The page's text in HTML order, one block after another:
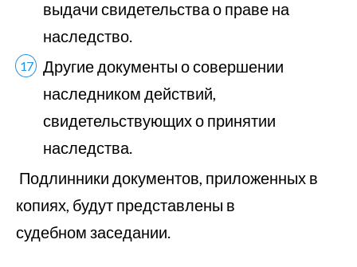
выдачи свидетельства о праве на
наследство.
Другие документы о совершении
наследником действий,
свидетельствующих о принятии
наследства.
Подлинники документов, приложенных в
копиях, будут представлены в
судебном заседании.